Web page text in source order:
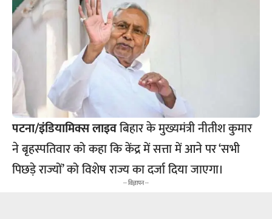
पटना/इंडियामिक्स लाइवबिहार के मुख्यमंत्री नीतीश कुमार
ने बृहस्पतिवार को कहा कि केंद्र में सत्ता में आने पर ‘सभी
पिछड़े राज्यों’ को विशेष राज्य का दर्जा दिया जाएगा।
-- विज्ञापन --